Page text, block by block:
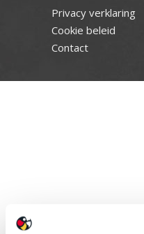
Privacy verklaring
Cookie beleid
Contact